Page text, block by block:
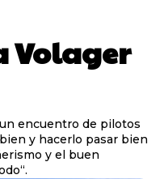
Volager
encuentro de pilotos
y hacerlo pasar bien
y el buen